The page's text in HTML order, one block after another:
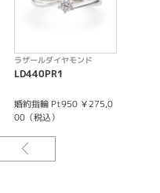
ラザールダイヤモンド
LD440PR1
婚約指輪 Pt950 ￥275,0
00（税込）